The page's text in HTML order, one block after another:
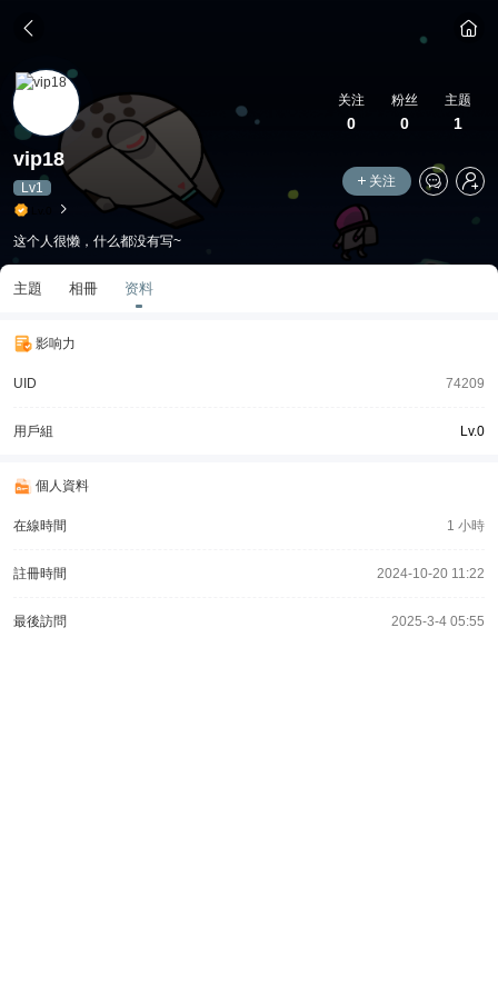
关注
0
粉丝
0
主题
1
vip18
Lv1 关注
这个人很懒，什么都没有写~
主題 相冊 资料
影响力
UID 74209
用戶組 Lv.0
個人資料
在線時間 1 小時
註冊時間 2024-10-20 11:22
最後訪問 2025-3-4 05:55